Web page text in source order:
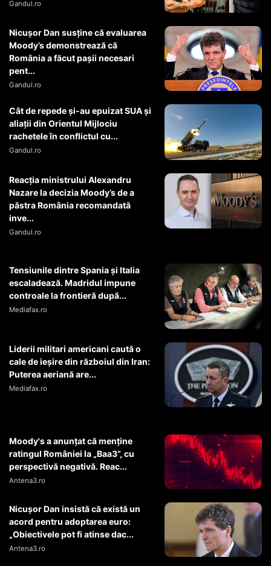
Gandul.ro
Nicușor Dan susține că evaluarea
Moody’s demonstrează că
România a făcut pașii necesari
pent...
Gandul.ro
Cât de repede și-au epuizat SUA și
aliații din Orientul Mijlociu
rachetele în conflictul cu...
Gandul.ro
Reacția ministrului Alexandru
Nazare la decizia Moody’s de a
păstra România recomandată
inve...
Gandul.ro
Tensiunile dintre Spania și Italia
escaladează. Madridul impune
controale la frontieră după...
Mediafax.ro
Liderii militari americani caută o
cale de ieșire din războiul din Iran:
Puterea aeriană are...
Mediafax.ro
Moody's a anunțat că menține
ratingul României la „Baa3”, cu
perspectivă negativă. Reac...
Antena3.ro
Nicușor Dan insistă că există un
acord pentru adoptarea euro:
„Obiectivele pot fi atinse dac...
Antena3.ro